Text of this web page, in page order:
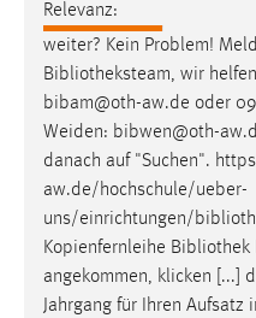
Relevanz:
weiter? Kein Problem!
Bibliotheksteam, wir
bibam@oth-aw.de oder
Weiden: bibwen@oth-
danach auf "Suchen".
aw.de/hochschule/ueber-
uns/einrichtungen/
Kopienfernleihe Bibliothek
angekommen, klicken [...]
Jahrgang für Ihren Aufsatz